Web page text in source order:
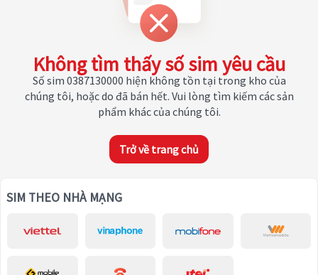
Không tìm thấy số sim yêu cầu
Số sim 0387130000 hiện không tồn tại trong kho của
chúng tôi, hoặc do đã bán hết. Vui lòng tìm kiếm các sản
phẩm khác của chúng tôi.
Trở về trang chủ
SIM THEO NHÀ MẠNG